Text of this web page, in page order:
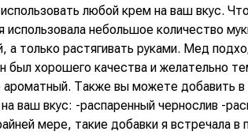
любой крем на ваш вкус.
небольшое количество
а только растягивать руками. Мед
был хорошего качества и желательно
Также вы можете добавить
ваш вкус: -распаренный чернослив -
мере, такие добавки я встречала в